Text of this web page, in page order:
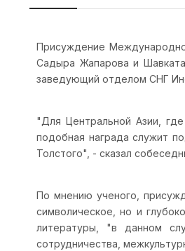
Присуждение
Садыра Жапарова и
заведующий отделом СНГ
"Для Центральной Азии,
подобная награда служит
Толстого", - сказал
По мнению ученого,
символическое, но и
литературы, "в данном
сотрудничества,